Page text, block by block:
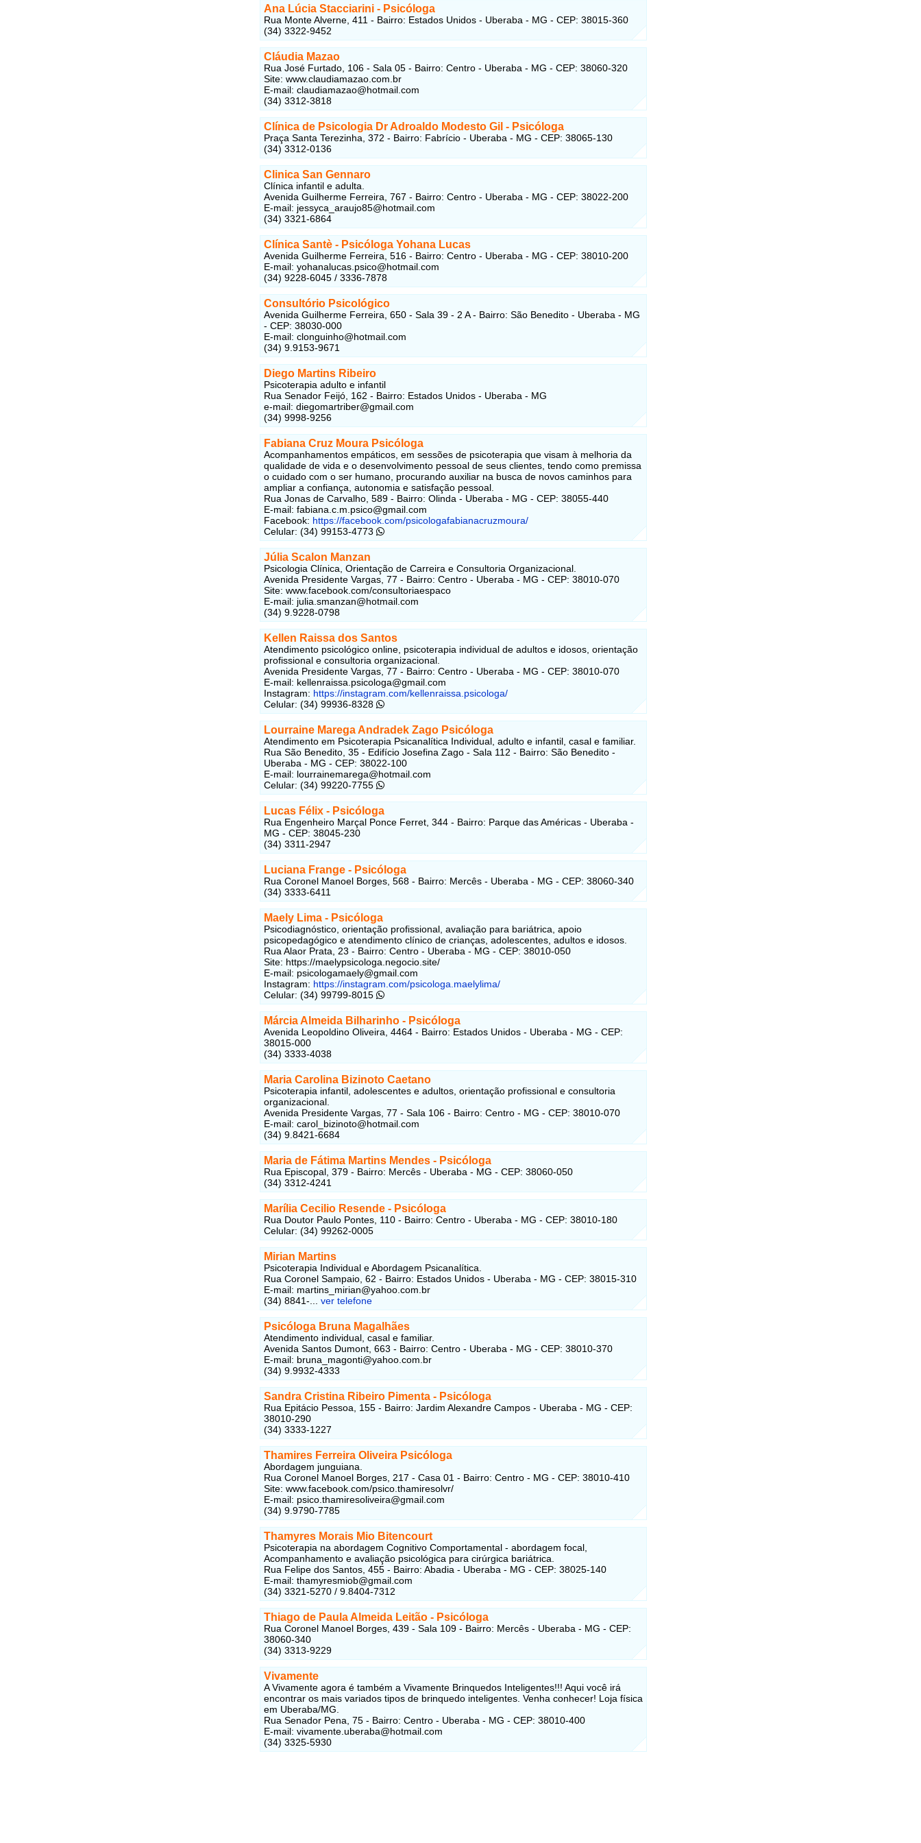
Ana Lúcia Stacciarini - Psicóloga
Rua Monte Alverne, 411 - Bairro: Estados Unidos - Uberaba - MG - CEP: 38015-360
(34) 3322-9452
Cláudia Mazao
Rua José Furtado, 106 - Sala 05 - Bairro: Centro - Uberaba - MG - CEP: 38060-320
Site: www.claudiamazao.com.br
E-mail: claudiamazao@hotmail.com
(34) 3312-3818
Clínica de Psicologia Dr Adroaldo Modesto Gil - Psicóloga
Praça Santa Terezinha, 372 - Bairro: Fabrício - Uberaba - MG - CEP: 38065-130
(34) 3312-0136
Clinica San Gennaro
Clínica infantil e adulta.
Avenida Guilherme Ferreira, 767 - Bairro: Centro - Uberaba - MG - CEP: 38022-200
E-mail: jessyca_araujo85@hotmail.com
(34) 3321-6864
Clínica Santè - Psicóloga Yohana Lucas
Avenida Guilherme Ferreira, 516 - Bairro: Centro - Uberaba - MG - CEP: 38010-200
E-mail: yohanalucas.psico@hotmail.com
(34) 9228-6045 / 3336-7878
Consultório Psicológico
Avenida Guilherme Ferreira, 650 - Sala 39 - 2 A - Bairro: São Benedito - Uberaba - MG
- CEP: 38030-000
E-mail: clonguinho@hotmail.com
(34) 9.9153-9671
Diego Martins Ribeiro
Psicoterapia adulto e infantil
Rua Senador Feijó, 162 - Bairro: Estados Unidos - Uberaba - MG
e-mail: diegomartriber@gmail.com
(34) 9998-9256
Fabiana Cruz Moura Psicóloga
Acompanhamentos empáticos, em sessões de psicoterapia que visam à melhoria da
qualidade de vida e o desenvolvimento pessoal de seus clientes, tendo como premissa
o cuidado com o ser humano, procurando auxiliar na busca de novos caminhos para
ampliar a confiança, autonomia e satisfação pessoal.
Rua Jonas de Carvalho, 589 - Bairro: Olinda - Uberaba - MG - CEP: 38055-440
E-mail: fabiana.c.m.psico@gmail.com
Facebook: https://facebook.com/psicologafabianacruzmoura/
Celular: (34) 99153-4773
Júlia Scalon Manzan
Psicologia Clínica, Orientação de Carreira e Consultoria Organizacional.
Avenida Presidente Vargas, 77 - Bairro: Centro - Uberaba - MG - CEP: 38010-070
Site: www.facebook.com/consultoriaespaco
E-mail: julia.smanzan@hotmail.com
(34) 9.9228-0798
Kellen Raissa dos Santos
Atendimento psicológico online, psicoterapia individual de adultos e idosos, orientação
profissional e consultoria organizacional.
Avenida Presidente Vargas, 77 - Bairro: Centro - Uberaba - MG - CEP: 38010-070
E-mail: kellenraissa.psicologa@gmail.com
Instagram: https://instagram.com/kellenraissa.psicologa/
Celular: (34) 99936-8328
Lourraine Marega Andradek Zago Psicóloga
Atendimento em Psicoterapia Psicanalítica Individual, adulto e infantil, casal e familiar.
Rua São Benedito, 35 - Edifício Josefina Zago - Sala 112 - Bairro: São Benedito -
Uberaba - MG - CEP: 38022-100
E-mail: lourrainemarega@hotmail.com
Celular: (34) 99220-7755
Lucas Félix - Psicóloga
Rua Engenheiro Marçal Ponce Ferret, 344 - Bairro: Parque das Américas - Uberaba -
MG - CEP: 38045-230
(34) 3311-2947
Luciana Frange - Psicóloga
Rua Coronel Manoel Borges, 568 - Bairro: Mercês - Uberaba - MG - CEP: 38060-340
(34) 3333-6411
Maely Lima - Psicóloga
Psicodiagnóstico, orientação profissional, avaliação para bariátrica, apoio
psicopedagógico e atendimento clínico de crianças, adolescentes, adultos e idosos.
Rua Alaor Prata, 23 - Bairro: Centro - Uberaba - MG - CEP: 38010-050
Site: https://maelypsicologa.negocio.site/
E-mail: psicologamaely@gmail.com
Instagram: https://instagram.com/psicologa.maelylima/
Celular: (34) 99799-8015
Márcia Almeida Bilharinho - Psicóloga
Avenida Leopoldino Oliveira, 4464 - Bairro: Estados Unidos - Uberaba - MG - CEP:
38015-000
(34) 3333-4038
Maria Carolina Bizinoto Caetano
Psicoterapia infantil, adolescentes e adultos, orientação profissional e consultoria
organizacional.
Avenida Presidente Vargas, 77 - Sala 106 - Bairro: Centro - MG - CEP: 38010-070
E-mail: carol_bizinoto@hotmail.com
(34) 9.8421-6684
Maria de Fátima Martins Mendes - Psicóloga
Rua Episcopal, 379 - Bairro: Mercês - Uberaba - MG - CEP: 38060-050
(34) 3312-4241
Marília Cecilio Resende - Psicóloga
Rua Doutor Paulo Pontes, 110 - Bairro: Centro - Uberaba - MG - CEP: 38010-180
Celular: (34) 99262-0005
Mirian Martins
Psicoterapia Individual e Abordagem Psicanalítica.
Rua Coronel Sampaio, 62 - Bairro: Estados Unidos - Uberaba - MG - CEP: 38015-310
E-mail: martins_mirian@yahoo.com.br
(34) 8841-... ver telefone
Psicóloga Bruna Magalhães
Atendimento individual, casal e familiar.
Avenida Santos Dumont, 663 - Bairro: Centro - Uberaba - MG - CEP: 38010-370
E-mail: bruna_magonti@yahoo.com.br
(34) 9.9932-4333
Sandra Cristina Ribeiro Pimenta - Psicóloga
Rua Epitácio Pessoa, 155 - Bairro: Jardim Alexandre Campos - Uberaba - MG - CEP:
38010-290
(34) 3333-1227
Thamires Ferreira Oliveira Psicóloga
Abordagem junguiana.
Rua Coronel Manoel Borges, 217 - Casa 01 - Bairro: Centro - MG - CEP: 38010-410
Site: www.facebook.com/psico.thamiresolvr/
E-mail: psico.thamiresoliveira@gmail.com
(34) 9.9790-7785
Thamyres Morais Mio Bitencourt
Psicoterapia na abordagem Cognitivo Comportamental - abordagem focal,
Acompanhamento e avaliação psicológica para cirúrgica bariátrica.
Rua Felipe dos Santos, 455 - Bairro: Abadia - Uberaba - MG - CEP: 38025-140
E-mail: thamyresmiob@gmail.com
(34) 3321-5270 / 9.8404-7312
Thiago de Paula Almeida Leitão - Psicóloga
Rua Coronel Manoel Borges, 439 - Sala 109 - Bairro: Mercês - Uberaba - MG - CEP:
38060-340
(34) 3313-9229
Vivamente
A Vivamente agora é também a Vivamente Brinquedos Inteligentes!!! Aqui você irá
encontrar os mais variados tipos de brinquedo inteligentes. Venha conhecer! Loja física
em Uberaba/MG.
Rua Senador Pena, 75 - Bairro: Centro - Uberaba - MG - CEP: 38010-400
E-mail: vivamente.uberaba@hotmail.com
(34) 3325-5930